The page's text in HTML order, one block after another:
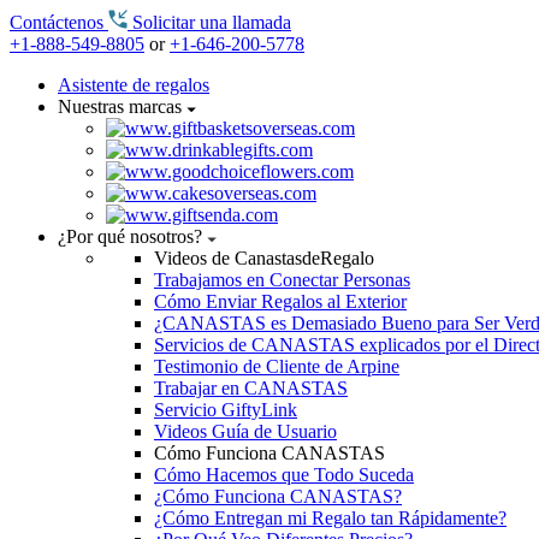
Contáctenos
Solicitar una llamada
+1-888-549-8805 or+1-646-200-5778
Asistente de regalos
Nuestras marcas
¿Por qué nosotros?
Videos de CanastasdeRegalo
Trabajamos en Conectar Personas
Cómo Enviar Regalos al Exterior
¿CANASTAS es Demasiado Bueno para Ser
Servicios de CANASTAS explicados por el
Testimonio de Cliente de Arpine
Trabajar en CANASTAS
Servicio GiftyLink
Videos Guía de Usuario
Cómo Funciona CANASTAS
Cómo Hacemos que Todo Suceda
¿Cómo Funciona CANASTAS?
¿Cómo Entregan mi Regalo tan Rápidamente?